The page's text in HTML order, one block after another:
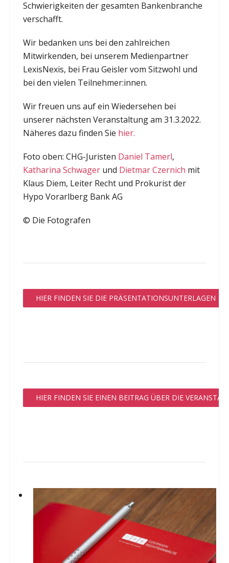
Schwierigkeiten der gesamten Bankenbranche
verschafft.
Wir bedanken uns bei den zahlreichen
Mitwirkenden, bei unserem Medienpartner
LexisNexis, bei Frau Geisler vom Sitzwohl und
bei den vielen Teilnehmer:innen.
Wir freuen uns auf ein Wiedersehen bei
unserer nächsten Veranstaltung am 31.3.2022.
Näheres dazu finden Sie hier.
Foto oben: CHG-Juristen Daniel Tamerl,
Katharina Schwagerund Dietmar Czernich mit
Klaus Diem, Leiter Recht und Prokurist der
Hypo Vorarlberg Bank AG
© Die Fotografen
HIER FINDEN SIE DIE PRÄSENTATIONSUNTERLAGEN
HIER FINDEN SIE EINEN BEITRAG ÜBER DIE